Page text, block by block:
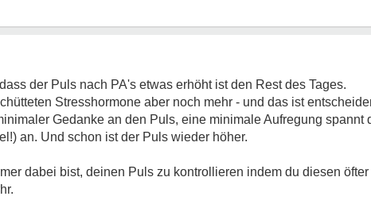
der Puls nach PA's etwas erhöht ist den Rest des Tages.
Stresshormone aber noch mehr - und das ist
Gedanke an den Puls, eine minimale Aufregung spannt
an. Und schon ist der Puls wieder höher.
dabei bist, deinen Puls zu kontrollieren indem du diesen